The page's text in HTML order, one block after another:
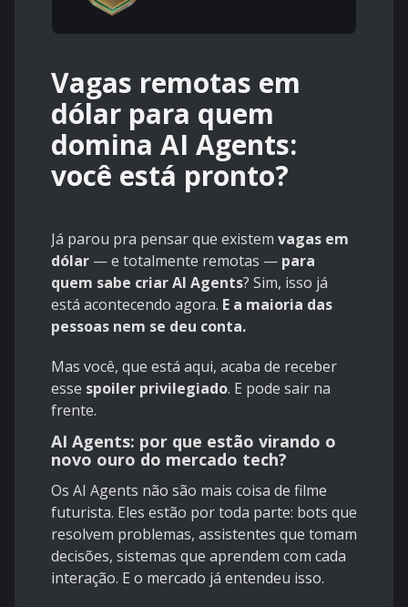
Vagas remotas em
dólar para quem
domina AI Agents:
você está pronto?
Já parou pra pensar que existem vagas em
dólar — e totalmente remotas — para
quem sabe criar AI Agents? Sim, isso já
está acontecendo agora. E a maioria das
pessoas nem se deu conta.
Mas você, que está aqui, acaba de receber
esse spoiler privilegiado. E pode sair na
frente.
AI Agents: por que estão virando o
novo ouro do mercado tech?
Os AI Agents não são mais coisa de filme
futurista. Eles estão por toda parte: bots que
resolvem problemas, assistentes que tomam
decisões, sistemas que aprendem com cada
interação. E o mercado já entendeu isso.